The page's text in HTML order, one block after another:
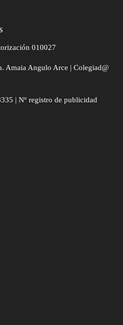
010027
Amaia Angulo Arce | Colegiad@
| Nº registro de publicidad